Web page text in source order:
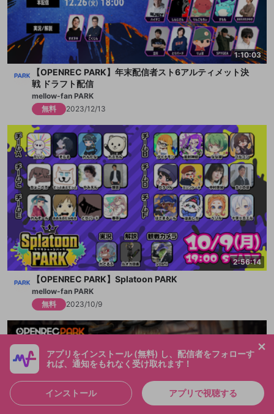
1:10:03
【OPENREC PARK】年末配信者スト6アルティメット決
戦 ドラフト配信
mellow-fan PARK
無料
2023/12/13
2:56:14
【OPENREC PARK】Splatoon PARK
mellow-fan PARK
無料
2023/10/9
アプリをインストール (無料) し、配信者をフォローす
れば、通知をもれなく受け取れます！
インストール アプリで視聴する